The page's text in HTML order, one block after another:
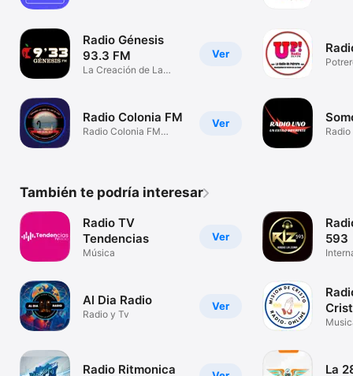
Ver
Radio Génesis
93.3 FM
La Creación de La
Ver
Radio Colonia FM
Radio Colonia FM
También te podría interesar
Ver
Radio TV
Tendencias
Música
Ver
Al Dia Radio
Radio y Tv
Radio Ritmonica
593
La